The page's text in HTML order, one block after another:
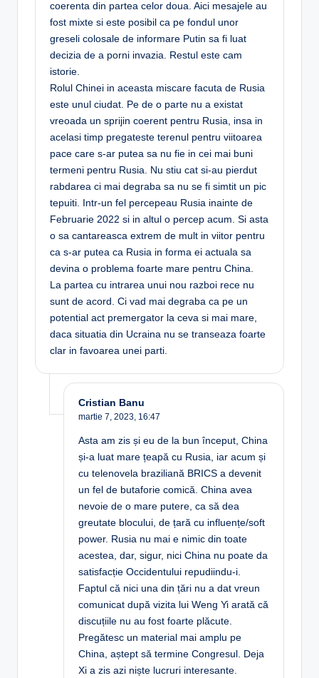
coerenta din partea celor doua. Aici mesajele au
fost mixte si este posibil ca pe fondul unor
greseli colosale de informare Putin sa fi luat
decizia de a porni invazia. Restul este cam
istorie.
Rolul Chinei in aceasta miscare facuta de Rusia
este unul ciudat. Pe de o parte nu a existat
vreoada un sprijin coerent pentru Rusia, insa in
acelasi timp pregateste terenul pentru viitoarea
pace care s-ar putea sa nu fie in cei mai buni
termeni pentru Rusia. Nu stiu cat si-au pierdut
rabdarea ci mai degraba sa nu se fi simtit un pic
tepuiti. Intr-un fel percepeau Rusia inainte de
Februarie 2022 si in altul o percep acum. Si asta
o sa cantareasca extrem de mult in viitor pentru
ca s-ar putea ca Rusia in forma ei actuala sa
devina o problema foarte mare pentru China.
La partea cu intrarea unui nou razboi rece nu
sunt de acord. Ci vad mai degraba ca pe un
potential act premergator la ceva si mai mare,
daca situatia din Ucraina nu se transeaza foarte
clar in favoarea unei parti.
Cristian Banu
martie 7, 2023, 16:47
Asta am zis și eu de la bun început, China
și-a luat mare țeapă cu Rusia, iar acum și
cu telenovela braziliană BRICS a devenit
un fel de butaforie comică. China avea
nevoie de o mare putere, ca să dea
greutate blocului, de țară cu influențe/soft
power. Rusia nu mai e nimic din toate
acestea, dar, sigur, nici China nu poate da
satisfacție Occidentului repudiindu-i.
Faptul că nici una din țări nu a dat vreun
comunicat după vizita lui Weng Yi arată că
discuțiile nu au fost foarte plăcute.
Pregătesc un material mai amplu pe
China, aștept să termine Congresul. Deja
Xi a zis azi niște lucruri interesante.